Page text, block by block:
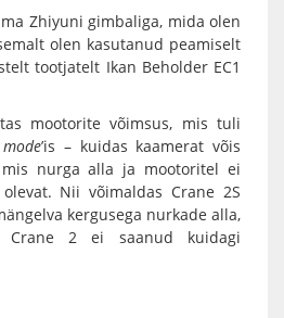
Zhiyuni gimbaliga, mida olen
olen kasutanud peamiselt
tootjatelt Ikan Beholder EC1
mootorite võimsus, mis tuli
mode’is – kuidas kaamerat võis
nurga alla ja mootoritel ei
Nii võimaldas Crane 2S
kergusega nurkade alla,
Crane 2 ei saanud kuidagi